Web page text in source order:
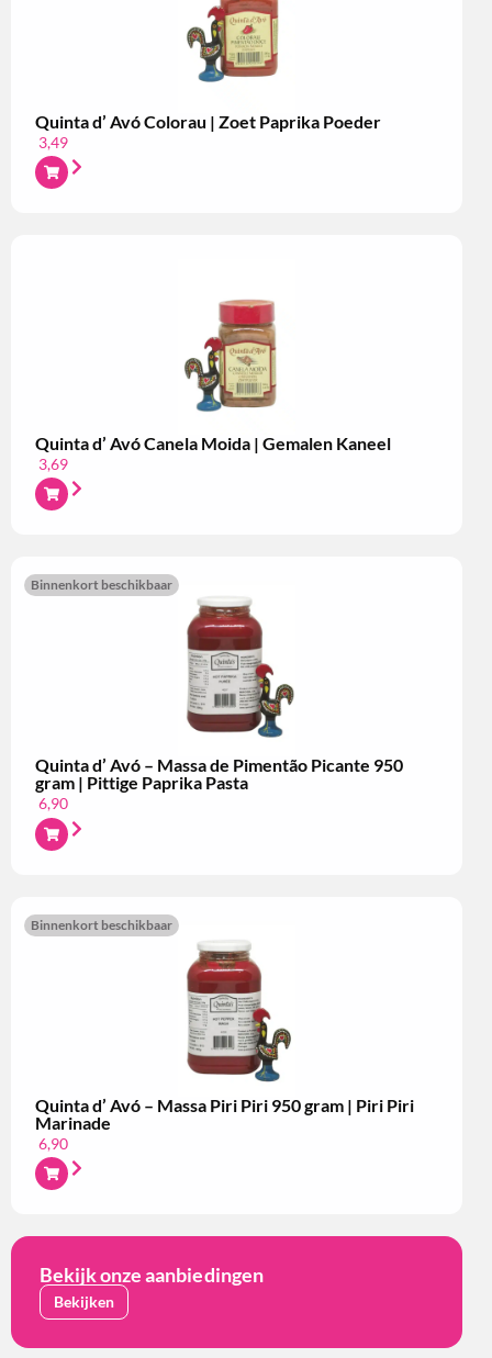
Quinta d’ Avó Colorau | Zoet Paprika Poeder
3,49
Quinta d’ Avó Canela Moida | Gemalen Kaneel
3,69
Binnenkort beschikbaar
Quinta d’ Avó – Massa de Pimentão Picante 950
gram | Pittige Paprika Pasta
6,90
Binnenkort beschikbaar
Quinta d’ Avó – Massa Piri Piri 950 gram | Piri Piri
Marinade
6,90
Bekijk onze aanbiedingen
Bekijken